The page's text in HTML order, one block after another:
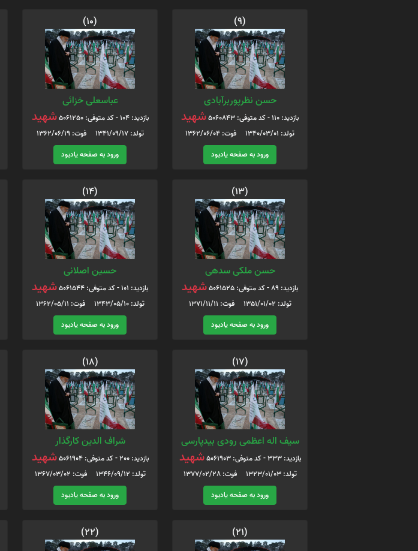
(9)
حسن نظرپوربرآبادی
بازدید: 110 - کد متوفی: 5060843 شهید
تولد: 1340/03/01 فوت: 1362/06/04
ورود به صفحه یادبود
(10)
عباسعلی خزائی
بازدید: 104 - کد متوفی: 5061250 شهید
تولد: 1341/09/17 فوت: 1362/06/19
ورود به صفحه یادبود
(13)
حسن ملکی سدهی
بازدید: 89 - کد متوفی: 5061525 شهید
تولد: 1351/01/02 فوت: 1371/11/11
ورود به صفحه یادبود
(14)
حسین اصلانی
بازدید: 101 - کد متوفی: 5061544 شهید
تولد: 1343/05/10 فوت: 1362/05/11
ورود به صفحه یادبود
(17)
سیف اله اعظمی رودی بیدپارسی
بازدید: 333 - کد متوفی: 5061903 شهید
تولد: 1323/01/03 فوت: 1377/02/28
ورود به صفحه یادبود
(18)
شراف الدین کارگذار
بازدید: 200 - کد متوفی: 5061904 شهید
تولد: 1346/09/12 فوت: 1367/03/02
ورود به صفحه یادبود
(21)
(22)